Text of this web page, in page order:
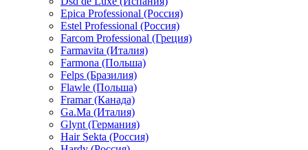
Epica Professional (Россия)
Estel Professional (Россия)
Farcom Professional (Греция)
Farmavita (Италия)
Farmona (Польша)
Felps (Бразилия)
Flawle (Польша)
Framar (Канада)
Ga.Ma (Италия)
Glynt (Германия)
Hair Sekta (Россия)